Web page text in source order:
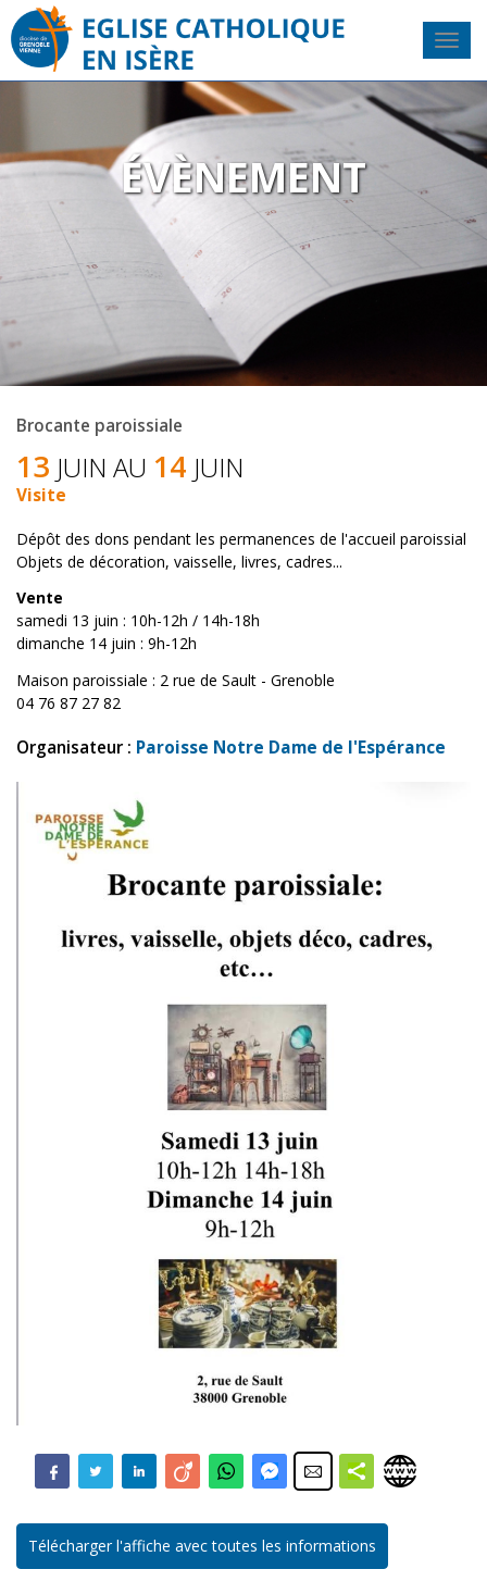
ÉVÈNEMENT
Brocante paroissiale
13 JUIN AU 14 JUIN
Visite
Dépôt des dons pendant les permanences de l'accueil paroissial
Objets de décoration, vaisselle, livres, cadres...
Vente
samedi 13 juin : 10h-12h / 14h-18h
dimanche 14 juin : 9h-12h
Maison paroissiale : 2 rue de Sault - Grenoble
04 76 87 27 82
Organisateur : Paroisse Notre Dame de l'Espérance
Télécharger l'affiche avec toutes les informations